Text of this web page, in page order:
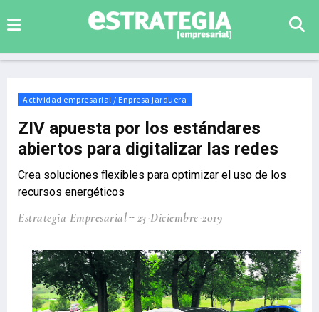
Actividad empresarial / Enpresa jarduera
ZIV apuesta por los estándares
abiertos para digitalizar las redes
Crea soluciones flexibles para optimizar el uso de los
recursos energéticos
Estrategia Empresarial 23-Diciembre-2019